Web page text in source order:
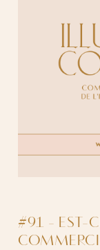
#91 - EST-